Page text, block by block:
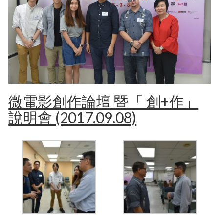
微電影創作論壇 暨「 創+作」
說明會 (2017.09.08)